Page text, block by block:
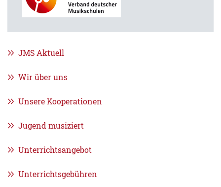
JMS Aktuell
Wir über uns
Unsere Kooperationen
Jugend musiziert
Unterrichtsangebot
Unterrichtsgebühren